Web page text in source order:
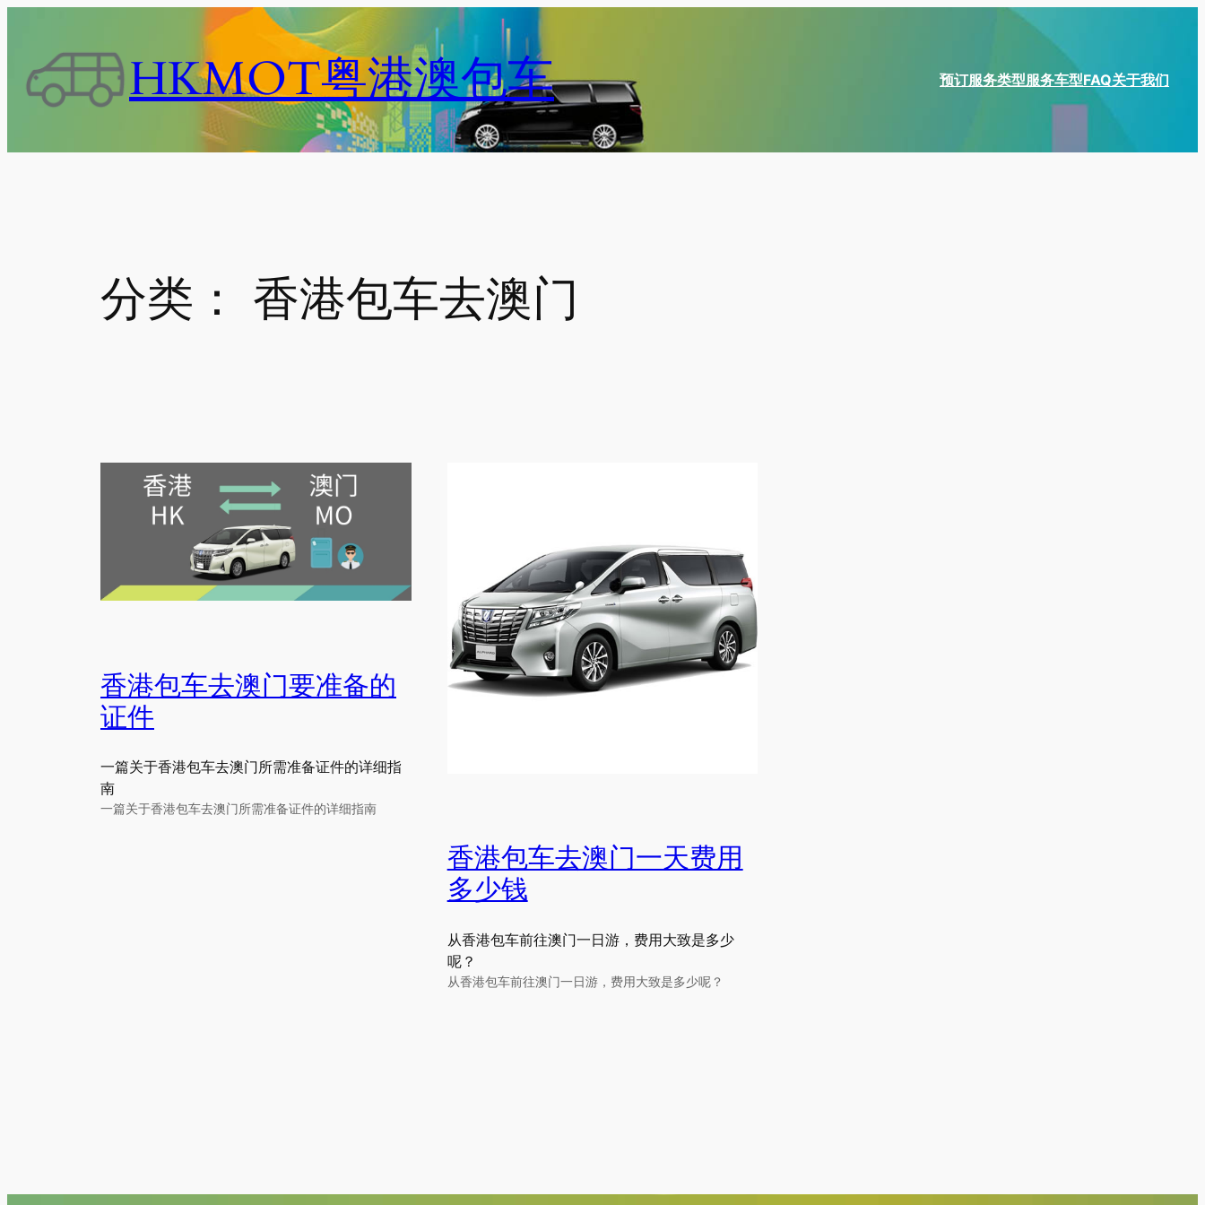
HKMOT粤港澳包车 预订服务类型服务车型FAQ关于我们
分类： 香港包车去澳门
香港包车去澳门要准备的
证件
一篇关于香港包车去澳门所需准备证件的详细指
南
一篇关于香港包车去澳门所需准备证件的详细指南
香港包车去澳门一天费用
多少钱
从香港包车前往澳门一日游，费用大致是多少
呢？
从香港包车前往澳门一日游，费用大致是多少呢？